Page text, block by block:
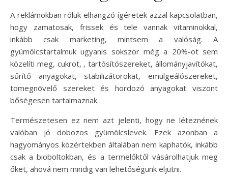
A reklámokban róluk elhangzó ígéretek azzal kapcsolatban,
hogy zamatosak, frissek és tele vannak vitaminokkal,
inkább csak marketing, mintsem a valóság. A
gyümölcstartalmuk ugyanis sokszor még a 20%-ot sem
közelíti meg, cukrot, , tartósítószereket, állományjavítókat,
sűrítő anyagokat, stabilizátorokat, emulgeálószereket,
tömegnövelő szereket és hordozó anyagokat viszont
bőségesen tartalmaznak.
Természetesen ez nem azt jelenti, hogy ne léteznének
valóban jó dobozos gyümölcslevek. Ezek azonban a
hagyományos közértekben általában nem kaphatók, inkább
csak a bioboltokban, és a termelőktől vásárolhatjuk meg
őket, ahová nem mindig van lehetőségünk eljutni.